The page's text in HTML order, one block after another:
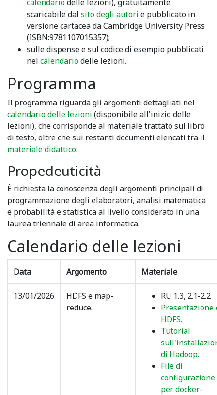
calendariodelle lezioni), gratuitamente
scaricabile dal sito degli autori e pubblicato in
versione cartacea da Cambridge University Press
(ISBN:9781107015357);
sulle dispense e sul codice di esempio pubblicati
nel calendariodelle lezioni.
Programma
Il programma riguarda gli argomenti dettagliati nel
calendario delle lezioni (disponibile all'inizio delle
lezioni), che corrisponde al materiale trattato sul libro
di testo, oltre che sui restanti documenti elencati tra il
materiale didattico.
Propedeuticità
È richiesta la conoscenza degli argomenti principali di
programmazione degli elaboratori, analisi matematica
e probabilità e statistica al livello considerato in una
laurea triennale di area informatica.
Calendario delle lezioni
Data Argomento Materiale
13/01/2026
HDFS e map-
reduce.
RU 1.3, 2.1-2.2
Presentazione
HDFS.
Tutorial
di Hadoop.
File di
configurazione
per docker-